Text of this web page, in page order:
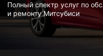
Полный спектр услуг по
и ремонту Митсубиси